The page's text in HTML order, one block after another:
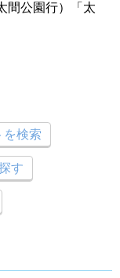
間公園行）「太
を検索
す